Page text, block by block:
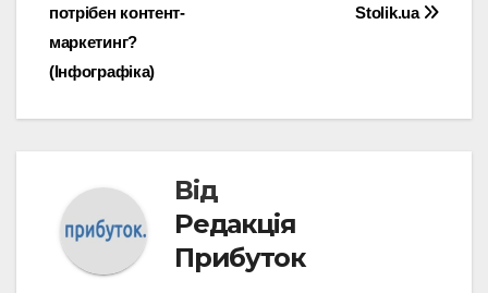
записів
Stolik.ua
потрібен контент-
маркетинг?
(Інфографіка)
Від
Редакція
Прибуток